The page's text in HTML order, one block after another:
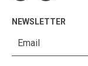
NEWSLETTER